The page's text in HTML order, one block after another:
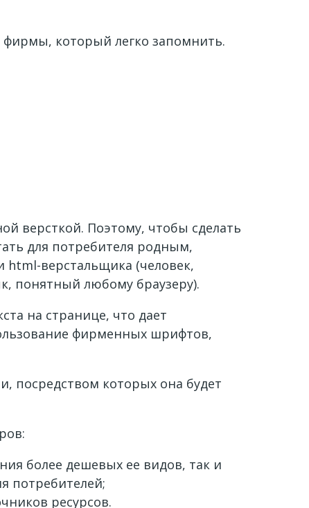
который легко запомнить.
версткой. Поэтому, чтобы сделать
для потребителя родным,
html-верстальщика (человек,
понятный любому браузеру).
на странице, что дает
фирменных шрифтов,
посредством которых она будет
более дешевых ее видов, так и
потребителей;
ресурсов.